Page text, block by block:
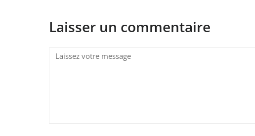
Laisser un commentaire